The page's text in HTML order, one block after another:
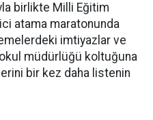
birlikte Milli Eğitim
atama maratonunda
imtiyazlar ve
müdürlüğü koltuğuna
bir kez daha listenin